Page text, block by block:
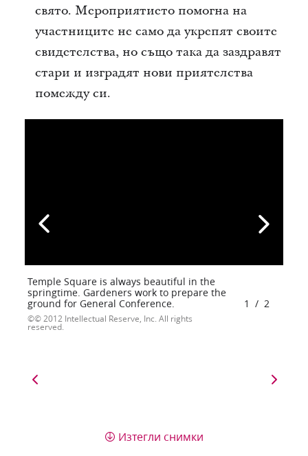
свято. Мероприятието помогна на
участниците не само да укрепят своите
свидетелства, но също така да заздравят
стари и изградят нови приятелства
помежду си.
Temple Square is always beautiful in the
springtime. Gardeners work to prepare the
ground for General Conference.
© 2012 Intellectual Reserve, Inc. All rights
reserved.
1 / 2
Изтегли снимки